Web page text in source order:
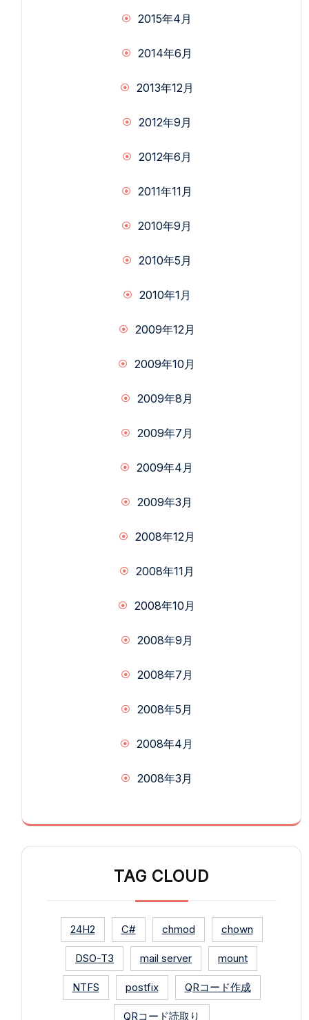
2015年4月
2014年6月
2013年12月
2012年9月
2012年6月
2011年11月
2010年9月
2010年5月
2010年1月
2009年12月
2009年10月
2009年8月
2009年7月
2009年4月
2009年3月
2008年12月
2008年11月
2008年10月
2008年9月
2008年7月
2008年5月
2008年4月
2008年3月
TAG CLOUD
24H2 C# chmod chown
DSO-T3 mail server mount
NTFS postfix QRコード作成
QRコード読取り